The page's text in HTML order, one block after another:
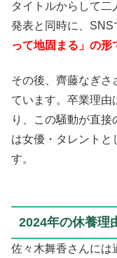
タイトルからして
発表と同時に、SNS
って地固まる」の形
その後、齊藤なぎさ
ています。卒業理由
り、この騒動が直
は女優・タレントと
す。
2024年の休養理
佐々木舞香さんには